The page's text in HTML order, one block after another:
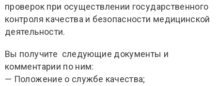
проверок при осуществлении государственного
контроля качества и безопасности медицинской
деятельности.
Вы получите следующие документы и
комментарии по ним:
— Положение о службе качества;